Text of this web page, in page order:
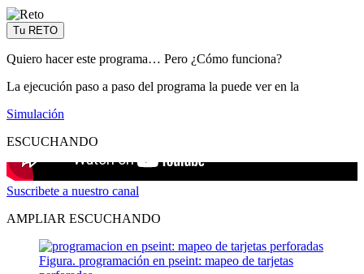
Tu RETO
Quiero hacer este programa… Pero ¿Cómo funciona?
La ejecución paso a paso del programa la puede ver en la
Simulación
ESCUCHANDO
Suscribete a nuestro canal
AMPLIAR ESCUCHANDO
Figura. programación en pseint: mapeo de tarjetas